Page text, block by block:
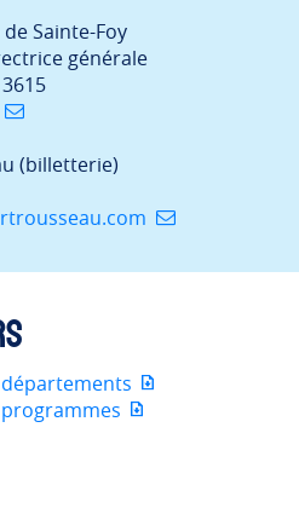
Sainte-Foy
générale
(billetterie)